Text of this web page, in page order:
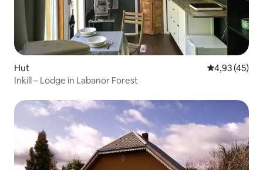
Hut Gemiddelde
4,93 (45)
Inkill – Lodge in Labanor Forest